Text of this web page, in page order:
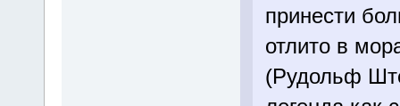
принести
отлито в
(Рудольф